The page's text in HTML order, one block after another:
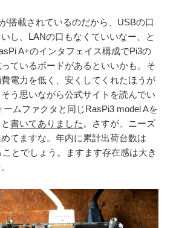
搭載されているのだから、USBの口
し、LANの口もなくていいなー、と
A+のインタフェイス構成でPi3の
ているボードがあるといいかも。そ
電力を低く、安くしてくれたほうが
う思いながら公式サイトを読んでい
ムファクタと同じRasPi3 model Aを
書いてありました 。さすが、ニーズ
てますな。年内に累計出荷台数は
とでしょう。ますます存在感は大き